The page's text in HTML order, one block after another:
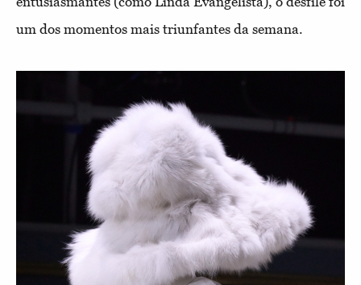
um dos momentos mais triunfantes da semana.